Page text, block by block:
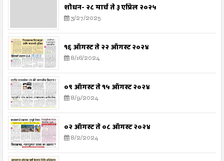
शोधन- २८ मार्च ते ३ एप्रिल २०२५
3/27/2025
१६ ऑगस्ट ते २२ ऑगस्ट २०२४
8/16/2024
०९ ऑगस्ट ते १५ ऑगस्ट २०२४
8/9/2024
०२ ऑगस्ट ते ०८ ऑगस्ट २०२४
8/2/2024